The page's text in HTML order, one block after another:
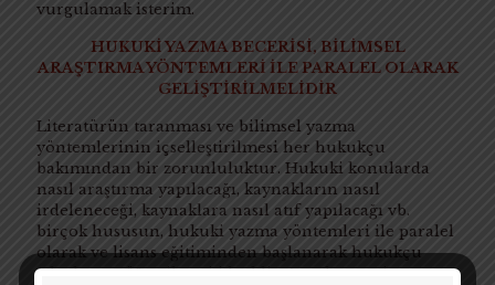
vurgulamak isterim.
HUKUKİ YAZMA BECERİSİ, BİLİMSEL
ARAŞTIRMA YÖNTEMLERİ İLE PARALEL OLARAK
GELİŞTİRİLMELİDİR
Literatürün taranması ve bilimsel yazma
yöntemlerinin içselleştirilmesi her hukukçu
bakımından bir zorunluluktur. Hukuki konularda
nasıl araştırma yapılacağı, kaynakların nasıl
irdeleneceği, kaynaklara nasıl atıf yapılacağı vb.
birçok hususun, hukuki yazma yöntemleri ile paralel
olarak ve lisans eğitiminden başlanarak hukukçu
adaylarına öğretilmesi idealdir. Ancak prensip